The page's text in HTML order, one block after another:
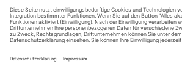
Versandoptionen